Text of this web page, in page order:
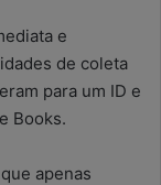
e
de coleta
para um ID e
Books.
apenas